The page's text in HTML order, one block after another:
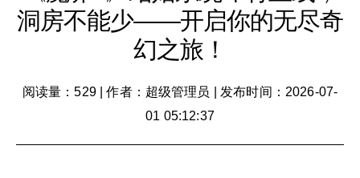
洞房不能少——开启你的无尽奇
幻之旅！
阅读量：529|作者：超级管理员
发布时间：2026-07-
01 05:12:37